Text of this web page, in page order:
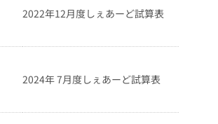
2022年12月度しぇあーど試算表
2024年 7月度しぇあーど試算表